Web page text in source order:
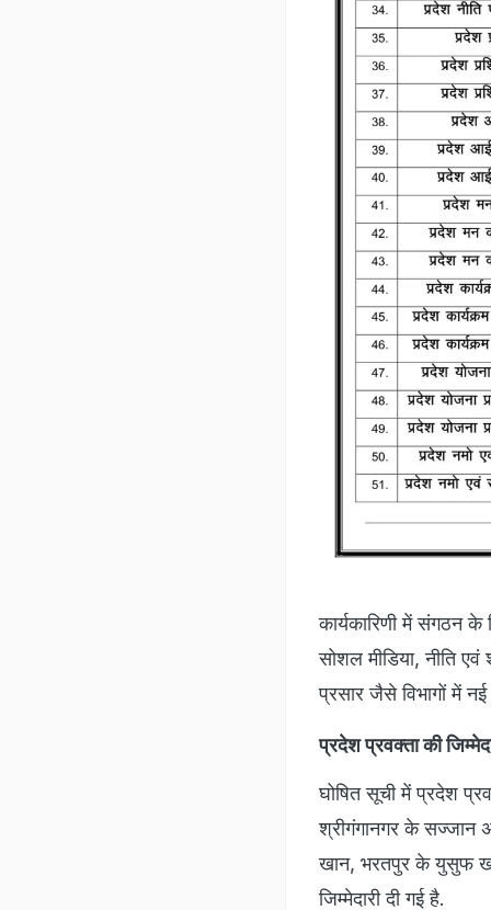
कार्यकारिणी में संगठन के
सोशल मीडिया, नीति
प्रसार जैसे विभागों में
प्रदेश प्रवक्ता की
घोषित सूची में प्रदेश
श्रीगंगानगर के सज्जान
खान, भरतपुर के युसुफ
जिम्मेदारी दी गई है.